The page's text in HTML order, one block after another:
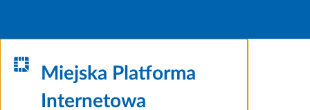
Miejska Platforma
Internetowa